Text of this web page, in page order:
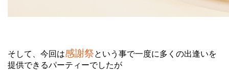
そして、今回は感謝祭という事で一度に多くの出逢いを
提供できるパーティーでしたが